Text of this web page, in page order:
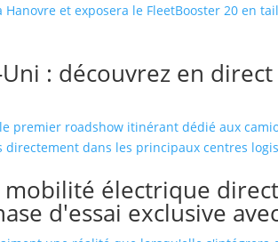
Hanovre et exposera le FleetBooster 20 en
: découvrez en
premier roadshow itinérant dédié aux
dans les principaux centres
électrique
d'essai exclusive